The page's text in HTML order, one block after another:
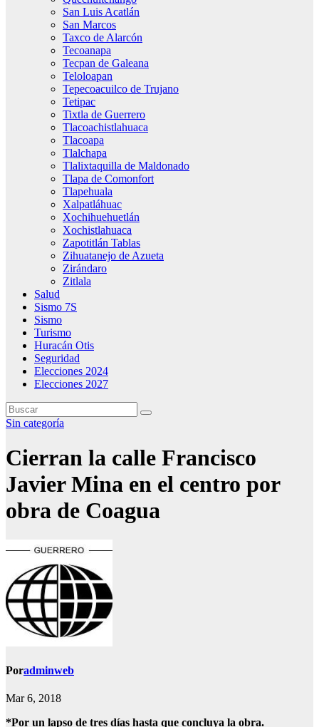
San Luis Acatlán
San Marcos
Taxco de Alarcón
Tecoanapa
Tecpan de Galeana
Teloloapan
Tepecoacuilco de Trujano
Tetipac
Tixtla de Guerrero
Tlacoachistlahuaca
Tlacoapa
Tlalchapa
Tlalixtaquilla de Maldonado
Tlapa de Comonfort
Tlapehuala
Xalpatláhuac
Xochihuehuetlán
Xochistlahuaca
Zapotitlán Tablas
Zihuatanejo de Azueta
Zirándaro
Zitlala
Salud
Sismo 7S
Sismo
Turismo
Huracán Otis
Seguridad
Elecciones 2024
Elecciones 2027
Sin categoría
Cierran la calle Francisco
Javier Mina en el centro por
obra de Coagua
Poradminweb
Mar 6, 2018
*Por un lapso de tres días hasta que concluya la obra.